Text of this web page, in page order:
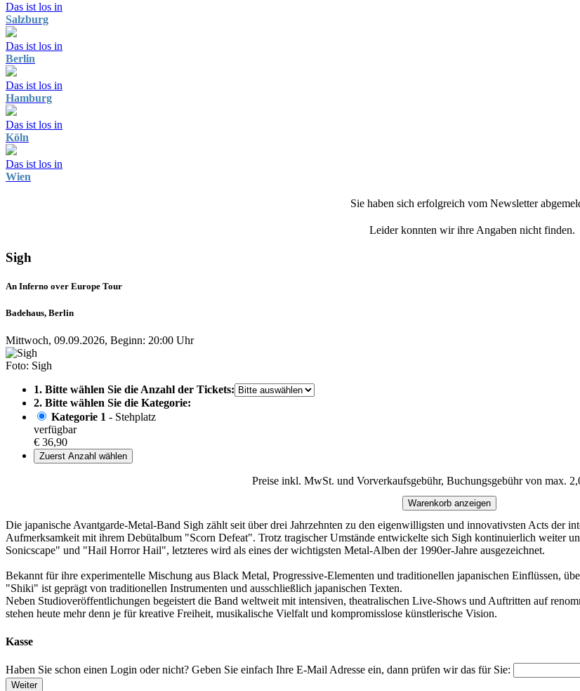
Das ist los in
Salzburg
Das ist los in
Berlin
Das ist los in
Hamburg
Das ist los in
Köln
Das ist los in
Wien
Sie haben sich erfolgreich vom Newsletter
Leider konnten wir ihre Angaben nicht finden.
Sigh
An Inferno over Europe Tour
Badehaus, Berlin
Mittwoch, 09.09.2026, Beginn: 20:00 Uhr
Foto: Sigh
1. Bitte wählen Sie die Anzahl der Tickets:
2. Bitte wählen Sie die Kategorie:
Kategorie 1 - Stehplatz
verfügbar
€ 36,90
Zuerst Anzahl wählen
Preise inkl. MwSt. und Vorverkaufsgebühr, Buchungsgebühr von max.
Warenkorb anzeigen
Die japanische Avantgarde-Metal-Band Sigh zählt seit über drei Jahrzehnten zu den eigenwilligsten und innovativsten Acts der
Aufmerksamkeit mit ihrem Debütalbum "Scorn Defeat". Trotz tragischer Umstände entwickelte sich Sigh kontinuierlich weiter
Sonicscape" und "Hail Horror Hail", letzteres wird als eines der wichtigsten Metal-Alben der 1990er-Jahre ausgezeichnet.
Bekannt für ihre experimentelle Mischung aus Black Metal, Progressive-Elementen und traditionellen japanischen Einflüssen,
"Shiki" ist geprägt von traditionellen Instrumenten und ausschließlich japanischen Texten.
Neben Studioveröffentlichungen begeistert die Band weltweit mit intensiven, theatralischen Live-Shows und Auftritten auf
stehen heute mehr denn je für kreative Freiheit, musikalische Vielfalt und kompromisslose künstlerische Vision.
Kasse
Haben Sie schon einen Login oder nicht? Geben Sie einfach Ihre E-Mail Adresse ein, dann prüfen wir das für Sie:
Weiter